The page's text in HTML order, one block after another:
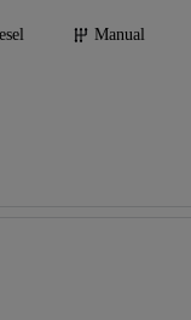
Manual